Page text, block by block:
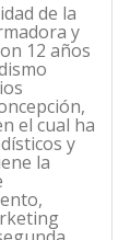
de la
y
12 años
el cual ha
y
la